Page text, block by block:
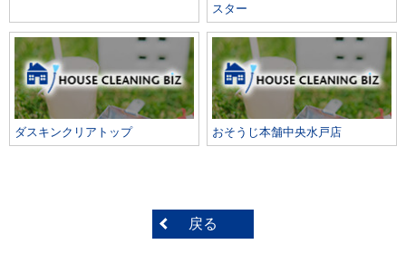
スター
ダスキンクリアトップ おそうじ本舗中央水戸店
戻る